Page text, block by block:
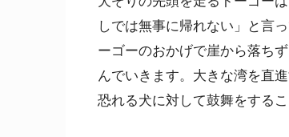
しでは無事に帰れない」と言
ーゴーのおかげで崖から落ち
んでいきます。大きな湾を直
恐れる犬に対して鼓舞をする